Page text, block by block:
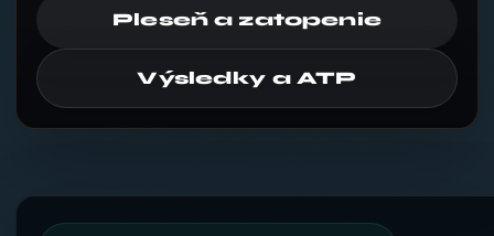
Pleseň a zatopenie
Výsledky a ATP